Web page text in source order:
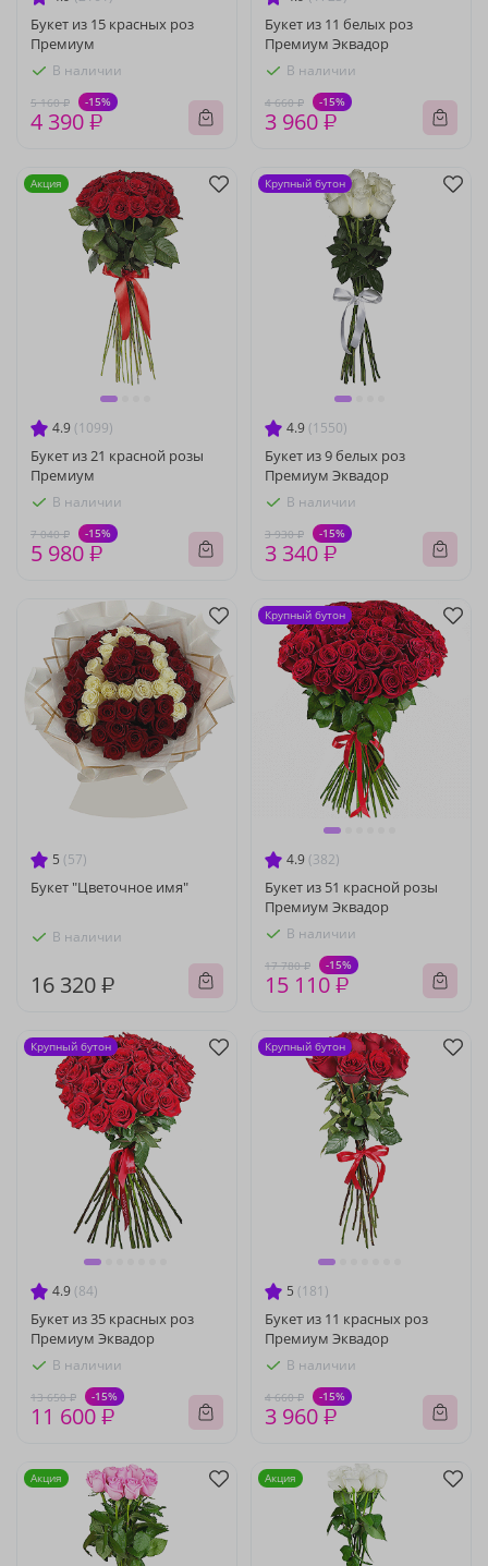
Букет из 15 красных роз
Премиум
В наличии
5 160 ₽ -15%
4 390 ₽
Букет из 11 белых роз
Премиум Эквадор
В наличии
4 660 ₽ -15%
3 960 ₽
4.9 (1099)
Букет из 21 красной розы
Премиум
В наличии
7 040 ₽ -15%
5 980 ₽
Акция
4.9 (1550)
Букет из 9 белых роз
Премиум Эквадор
В наличии
3 930 ₽ -15%
3 340 ₽
Крупный бутон
5 (57)
Букет "Цветочное имя"
В наличии
16 320 ₽
4.9 (382)
Букет из 51 красной розы
Премиум Эквадор
В наличии
17 780 ₽ -15%
15 110 ₽
Крупный бутон
4.9 (84)
Букет из 35 красных роз
Премиум Эквадор
В наличии
13 650 ₽ -15%
11 600 ₽
Крупный бутон
5 (181)
Букет из 11 красных роз
Премиум Эквадор
В наличии
4 660 ₽ -15%
3 960 ₽
Крупный бутон
Акция Акция